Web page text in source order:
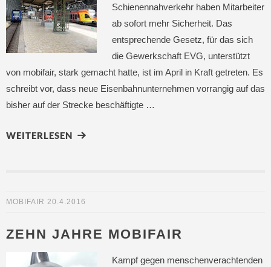
Schienennahverkehr haben Mitarbeiter
ab sofort mehr Sicherheit. Das
entsprechende Gesetz, für das sich
die Gewerkschaft EVG, unterstützt
von mobifair, stark gemacht hatte, ist im April in Kraft getreten. Es
schreibt vor, dass neue Eisenbahnunternehmen vorrangig auf das
bisher auf der Strecke beschäftigte …
WEITERLESEN
MOBIFAIR 20.4.2016
ZEHN JAHRE MOBIFAIR
Kampf gegen menschenverachtenden